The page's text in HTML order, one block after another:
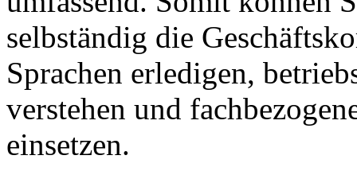
selbständig die
Sprachen erledigen,
verstehen und
einsetzen.